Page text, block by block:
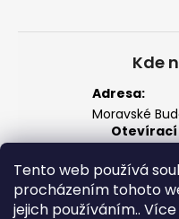
Tento web používá
procházením tohoto
jejich používáním..
Kde
Adresa:
Moravské
Otevírací
So: 8:00 –